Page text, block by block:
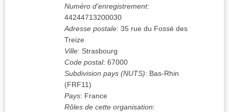
Numéro d'enregistrement:
44244713200030
Adresse postale: 35 rue du Fossé des
Treize
Ville: Strasbourg
Code postal: 67000
Subdivision pays (NUTS): Bas-Rhin
(FRF11)
Pays: France
Rôles de cette organisation: